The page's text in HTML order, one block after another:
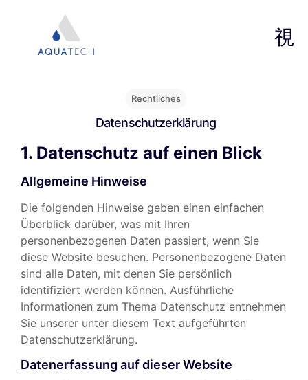
Rechtliches
Datenschutz­erklärung
1. Datenschutz auf einen Blick
Allgemeine Hinweise
Die folgenden Hinweise geben einen einfachen
Überblick darüber, was mit Ihren
personenbezogenen Daten passiert, wenn Sie
diese Website besuchen. Personenbezogene Daten
sind alle Daten, mit denen Sie persönlich
identifiziert werden können. Ausführliche
Informationen zum Thema Datenschutz entnehmen
Sie unserer unter diesem Text aufgeführten
Datenschutzerklärung.
Datenerfassung auf dieser Website